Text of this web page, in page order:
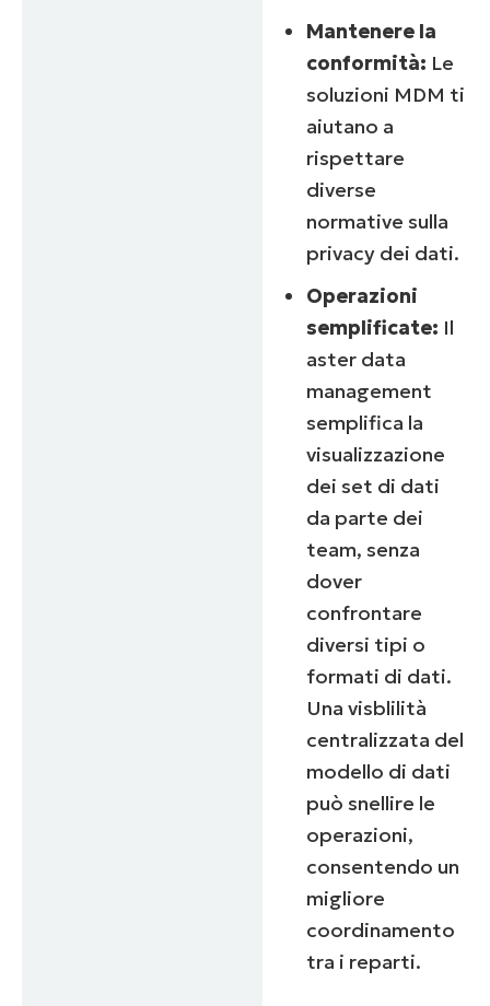
Mantenere la
conformità: Le
soluzioni MDM ti
aiutano a
rispettare
diverse
normative sulla
privacy dei dati.
Operazioni
semplificate: Il
aster data
management
semplifica la
visualizzazione
dei set di dati
da parte dei
team, senza
dover
confrontare
diversi tipi o
formati di dati.
Una visblilità
centralizzata del
modello di dati
può snellire le
operazioni,
consentendo un
migliore
coordinamento
tra i reparti.